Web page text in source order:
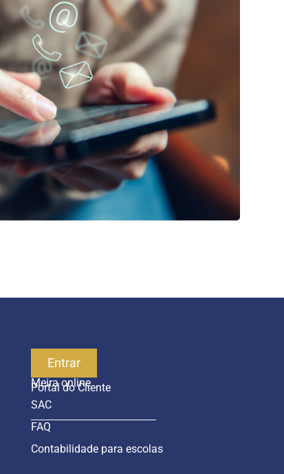
Serviços
Meira online
SAC
FAQ
Contabilidade para escolas
Portal do Cliente
Entrar